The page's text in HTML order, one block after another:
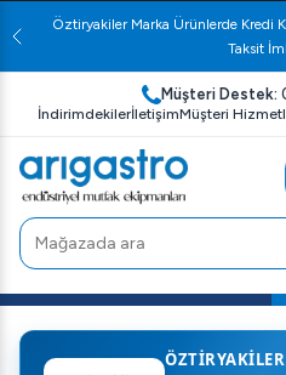
Öztiryakiler Marka Ürünlerde Kredi
Taksit
Müşteri Destek:
İndirimdekilerİletişimMüşteri